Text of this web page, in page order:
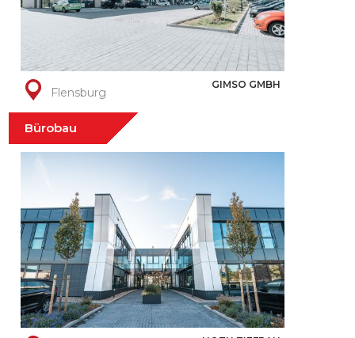
Flensburg
GIMSO GMBH
Bürobau